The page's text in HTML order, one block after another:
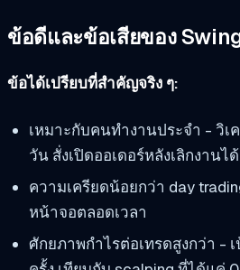
ข้อดีและข้อเสียของ
ข้อได้เปรียบที่สำคัญจริง ๆ:
เหมาะกับคนทำงานประจำ - วิเ
วัน สั่งเปิดออเดอร์หลังเลิกงานได้
ความเครียดน้อยกว่า day
หน้าจอตลอดเวลา
ศักยภาพกำไรต่อเทรดสูงกว่า -